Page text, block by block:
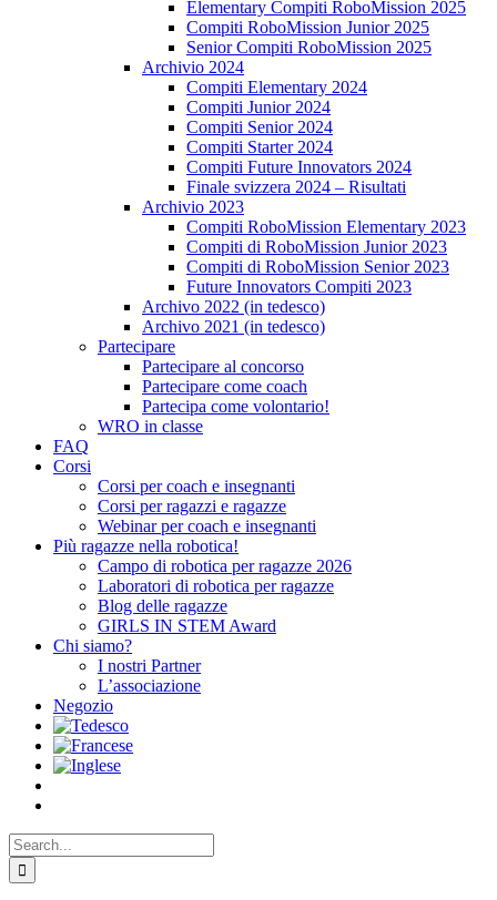
Elementary Compiti RoboMission 2025
Compiti RoboMission Junior 2025
Senior Compiti RoboMission 2025
Archivio 2024
Compiti Elementary 2024
Compiti Junior 2024
Compiti Senior 2024
Compiti Starter 2024
Compiti Future Innovators 2024
Finale svizzera 2024 – Risultati
Archivio 2023
Compiti RoboMission Elementary 2023
Compiti di RoboMission Junior 2023
Compiti di RoboMission Senior 2023
Future Innovators Compiti 2023
Archivo 2022 (in tedesco)
Archivo 2021 (in tedesco)
Partecipare
Partecipare al concorso
Partecipare come coach
Partecipa come volontario!
WRO in classe
FAQ
Corsi
Corsi per coach e insegnanti
Corsi per ragazzi e ragazze
Webinar per coach e insegnanti
Più ragazze nella robotica!
Campo di robotica per ragazze 2026
Laboratori di robotica per ragazze
Blog delle ragazze
GIRLS IN STEM Award
Chi siamo?
I nostri Partner
L’associazione
Negozio
Search
for: